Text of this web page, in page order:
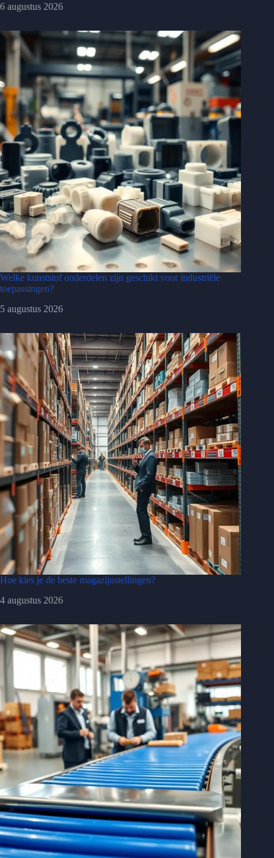
6 augustus 2026
Welke kunststof onderdelen zijn geschikt voor industriële
toepassingen?
5 augustus 2026
Hoe kies je de beste magazijnstellingen?
4 augustus 2026